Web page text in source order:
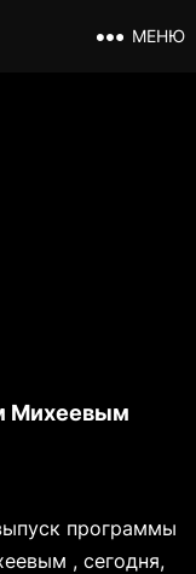
МЕНЮ
Михеевым
программы
, сегодня,